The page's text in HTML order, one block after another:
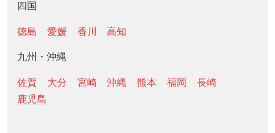
四国
徳島 愛媛 香川 高知
九州・沖縄
佐賀 大分 宮崎 沖縄 熊本 福岡
長崎
鹿児島